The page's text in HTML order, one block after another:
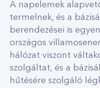
A napelemek
termelnek, és a
berendezései is
országos
hálózat viszont
szolgáltat, és a
hűtésére szolgáló